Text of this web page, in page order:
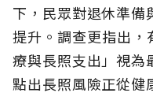
下，民眾對退休準備
提升。調查更指出
療與長照支出」視為
點出長照風險正從健